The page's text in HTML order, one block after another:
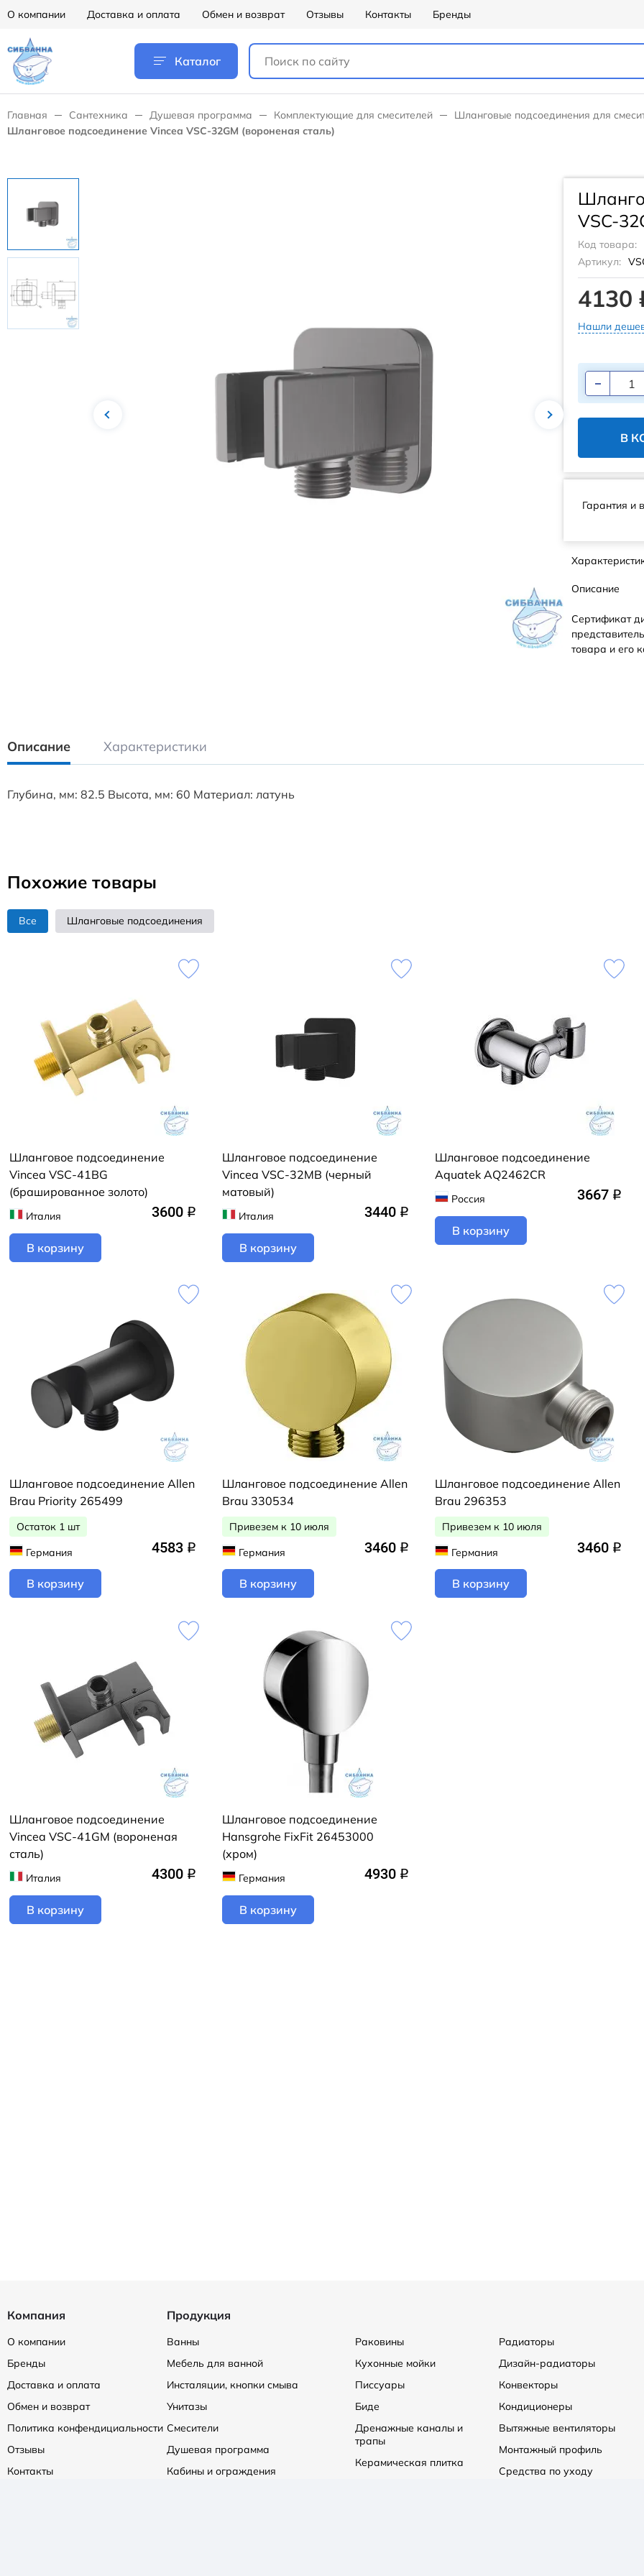
О компании Доставка и оплата Обмен и возврат Отзывы Контакты Бренды
Каталог
Главная Сантехника Душевая программа Комплектующие для смесителей
Шланговые подсоединения для
Шланговое подсоединение Vincea VSC-32GM (вороненая сталь)
VSC-
Код товара:
Артикул:
4130
Нашли
В
Гарантия и
Описание
Сертификат
товара и его
Описание Характеристики
Глубина, мм: 82.5 Высота, мм: 60 Материал: латунь
Похожие товары
Все Шланговые подсоединения
Шланговое подсоединение
Vincea VSC-41BG
(брашированное золото)
Италия 3600 q
В корзину
Шланговое подсоединение
Vincea VSC-32MB (черный
матовый)
Италия 3440 q
В корзину
Шланговое подсоединение
Aquatek AQ2462CR
Россия 3667 q
В корзину
Шланговое подсоединение Allen
Brau Priority 265499
Остаток 1 шт
Германия
4583 q
В корзину
Шланговое подсоединение Allen
Brau 330534
Привезем к 10 июля
Германия
3460 q
В корзину
Шланговое подсоединение Allen
Brau 296353
Привезем к 10 июля
Германия
3460 q
В корзину
Шланговое подсоединение
Vincea VSC-41GM (вороненая
сталь)
Италия 4300 q
В корзину
Шланговое подсоединение
Hansgrohe FixFit 26453000
(хром)
Германия 4930 q
В корзину
Компания
О компании
Бренды
Доставка и оплата
Обмен и возврат
Политика конфендициальности
Отзывы
Контакты
Продукция
Ванны
Мебель для ванной
Инсталяции, кнопки смыва
Унитазы
Смесители
Душевая программа
Кабины и ограждения
Раковины
Кухонные мойки
Писсуары
Биде
Дренажные каналы и
трапы
Керамическая плитка
Радиаторы
Дизайн-радиаторы
Конвекторы
Кондиционеры
Вытяжные вентиляторы
Монтажный профиль
Средства по уходу